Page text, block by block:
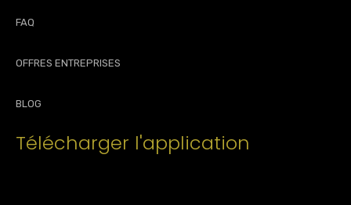
FAQ
OFFRES ENTREPRISES
BLOG
Télécharger l'application